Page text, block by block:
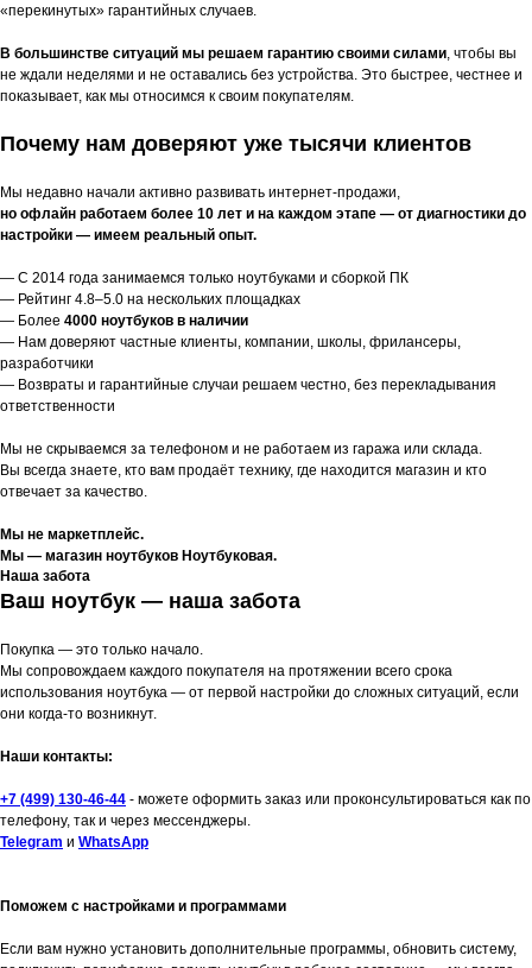
«перекинутых» гарантийных случаев.
В большинстве ситуаций мы решаем гарантию своими силами, чтобы вы
не ждали неделями и не оставались без устройства. Это быстрее, честнее и
показывает, как мы относимся к своим покупателям.
Почему нам доверяют уже тысячи клиентов
Мы недавно начали активно развивать интернет-продажи,
но офлайн работаем более 10 лет и на каждом этапе — от диагностики до
настройки — имеем реальный опыт.
— С 2014 года занимаемся только ноутбуками и сборкой ПК
— Рейтинг 4.8–5.0 на нескольких площадках
— Более 4000 ноутбуков в наличии
— Нам доверяют частные клиенты, компании, школы, фрилансеры,
разработчики
— Возвраты и гарантийные случаи решаем честно, без перекладывания
ответственности
Мы не скрываемся за телефоном и не работаем из гаража или склада.
Вы всегда знаете, кто вам продаёт технику, где находится магазин и кто
отвечает за качество.
Мы не маркетплейс.
Мы — магазин ноутбуков Ноутбуковая.
Наша забота
Ваш ноутбук — наша забота
Покупка — это только начало.
Мы сопровождаем каждого покупателя на протяжении всего срока
использования ноутбука — от первой настройки до сложных ситуаций, если
они когда-то возникнут.
Наши контакты:
+7 (499) 130-46-44 - можете оформить заказ или проконсультироваться как по
телефону, так и через мессенджеры.
Telegram и WhatsApp
Поможем с настройками и программами
Если вам нужно установить дополнительные программы, обновить систему,